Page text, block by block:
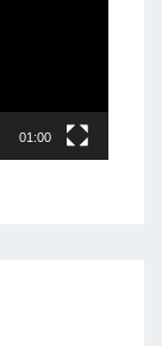
01:00